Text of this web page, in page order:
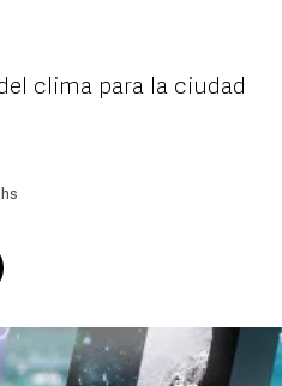
clima para la ciudad